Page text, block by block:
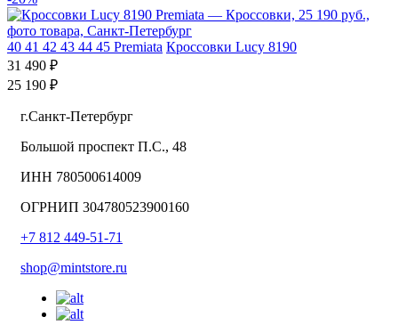
40 41 42 43 44 45 Premiata Кроссовки Lucy 8190
31 490 ₽
25 190 ₽
г.Санкт-Петербург
Большой проспект П.С., 48
ИНН 780500614009
ОГРНИП 304780523900160
+7 812 449-51-71
shop@mintstore.ru